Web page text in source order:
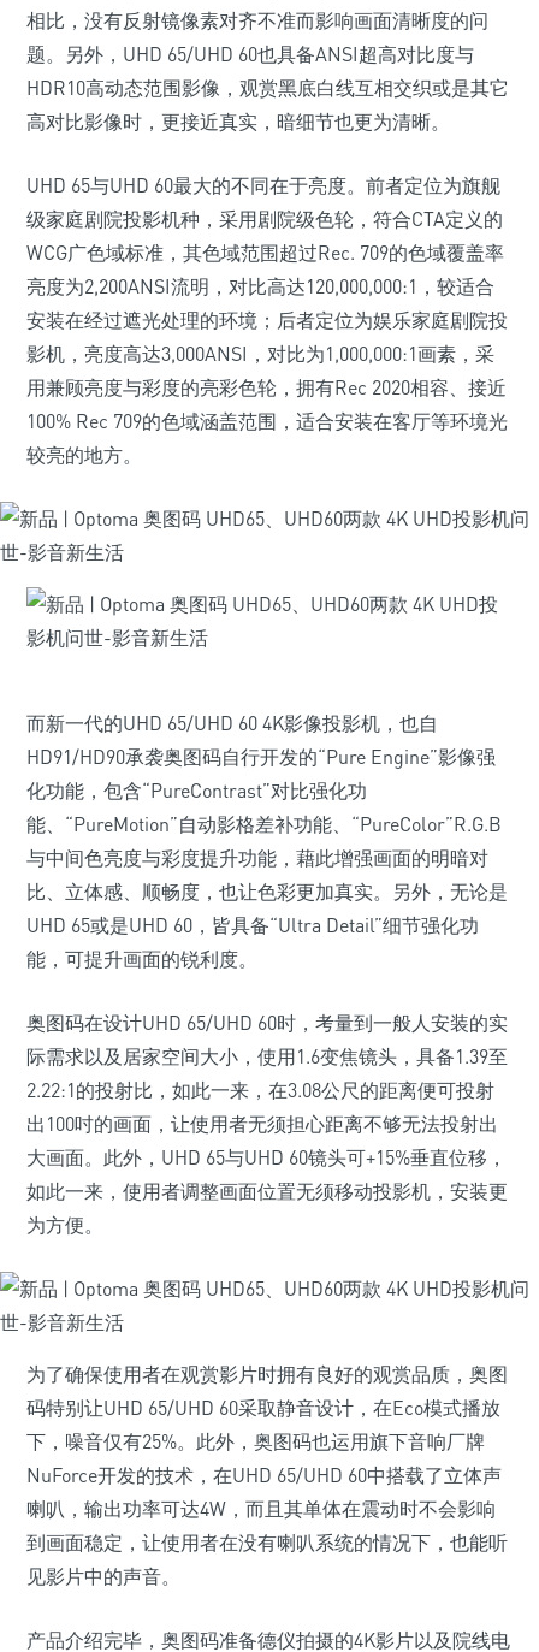
相比，没有反射镜像素对齐不准而影响画面清晰度的问
题。另外，UHD 65/UHD 60也具备ANSI超高对比度与
HDR10高动态范围影像，观赏黑底白线互相交织或是其它
高对比影像时，更接近真实，暗细节也更为清晰。
UHD 65与UHD 60最大的不同在于亮度。前者定位为旗舰
级家庭剧院投影机种，采用剧院级色轮，符合CTA定义的
WCG广色域标准，其色域范围超过Rec. 709的色域覆盖率
亮度为2,200ANSI流明，对比高达120,000,000:1，较适合
安装在经过遮光处理的环境；后者定位为娱乐家庭剧院投
影机，亮度高达3,000ANSI，对比为1,000,000:1画素，采
用兼顾亮度与彩度的亮彩色轮，拥有Rec 2020相容、接近
100% Rec 709的色域涵盖范围，适合安装在客厅等环境光
较亮的地方。
而新一代的UHD 65/UHD 60 4K影像投影机，也自
HD91/HD90承袭奥图码自行开发的“Pure Engine”影像强
化功能，包含“PureContrast”对比强化功
能、“PureMotion”自动影格差补功能、“PureColor”R.G.B
与中间色亮度与彩度提升功能，藉此增强画面的明暗对
比、立体感、顺畅度，也让色彩更加真实。另外，无论是
UHD 65或是UHD 60，皆具备“Ultra Detail”细节强化功
能，可提升画面的锐利度。
奥图码在设计UHD 65/UHD 60时，考量到一般人安装的实
际需求以及居家空间大小，使用1.6变焦镜头，具备1.39至
2.22:1的投射比，如此一来，在3.08公尺的距离便可投射
出100吋的画面，让使用者无须担心距离不够无法投射出
大画面。此外，UHD 65与UHD 60镜头可+15%垂直位移，
如此一来，使用者调整画面位置无须移动投影机，安装更
为方便。
为了确保使用者在观赏影片时拥有良好的观赏品质，奥图
码特别让UHD 65/UHD 60采取静音设计，在Eco模式播放
下，噪音仅有25%。此外，奥图码也运用旗下音响厂牌
NuForce开发的技术，在UHD 65/UHD 60中搭载了立体声
喇叭，输出功率可达4W，而且其单体在震动时不会影响
到画面稳定，让使用者在没有喇叭系统的情况下，也能听
见影片中的声音。
产品介绍完毕，奥图码准备德仪拍摄的4K影片以及院线电